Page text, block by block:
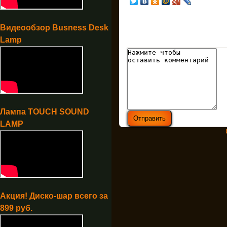
Видеообзор Busness Desk
Lamp
Лампа TOUCH SOUND
LAMP
Акция! Диско-шар всего за
899 руб.